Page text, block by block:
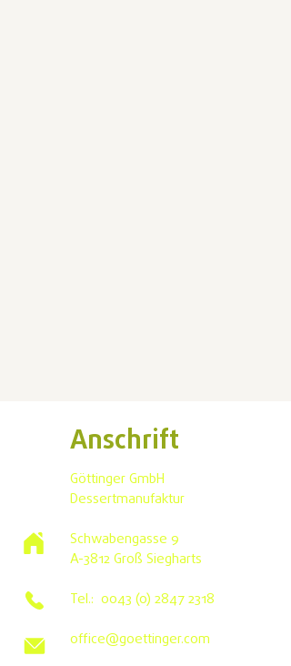
Anschrift
Göttinger GmbH
Dessertmanufaktur
Schwabengasse 9
A-3812 Groß Siegharts
Tel.: 0043 (0) 2847 2318
office@goettinger.com